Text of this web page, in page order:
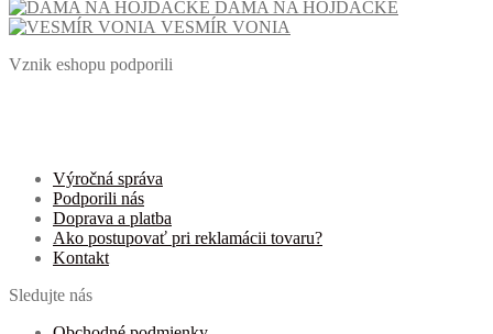
DÁMA NA HOJDAČKE
VESMÍR VONIA
Vznik eshopu podporili
Výročná správa
Podporili nás
Doprava a platba
Ako postupovať pri reklamácii tovaru?
Kontakt
Sledujte nás